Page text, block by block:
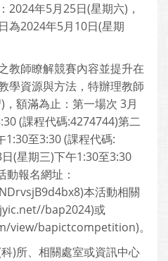
2024年5月25日(星期六)，
為2024年5月10日(星期
教師瞭解競賽內容並提升在
學資源與方法，特辦理教師
額滿為止：第一場次 3月
(課程代碼:4274744)第二
1:30至3:30 (課程代碼:
(星期三)下午1:30至3:30
報名網址：
本活動相關
bap2024)或
view/bapictcompetition)。
)所、相關處室或資訊中心